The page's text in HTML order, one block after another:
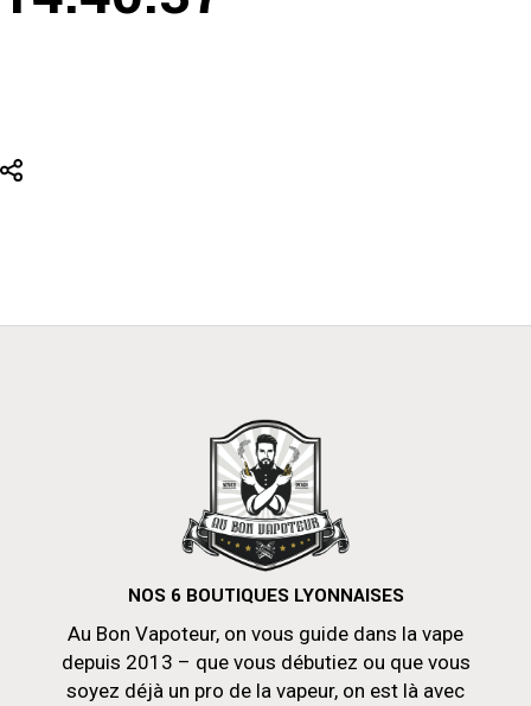
NOS 6 BOUTIQUES LYONNAISES
Au Bon Vapoteur, on vous guide dans la vape
depuis 2013 – que vous débutiez ou que vous
soyez déjà un pro de la vapeur, on est là avec